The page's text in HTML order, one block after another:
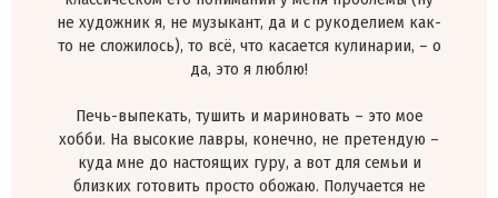
не художник я, не музыкант, да и с рукоделием как-
то не сложилось), то всё, что касается кулинарии, – о
да, это я люблю!
Печь-выпекать, тушить и мариновать – это мое
хобби. На высокие лавры, конечно, не претендую –
куда мне до настоящих гуру, а вот для семьи и
близких готовить просто обожаю. Получается не